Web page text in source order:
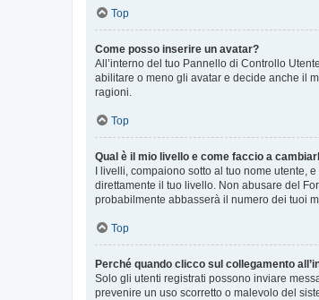
Top
Come posso inserire un avatar?
All’interno del tuo Pannello di Controllo
abilitare o meno gli avatar e decide anche il
ragioni.
Top
Qual è il mio livello e come faccio a
I livelli, compaiono sotto al tuo nome utente,
direttamente il tuo livello. Non abusare del
probabilmente abbasserà il numero dei tuoi
Top
Perché quando clicco sul collegamento
Solo gli utenti registrati possono inviare
prevenire un uso scorretto o malevolo del